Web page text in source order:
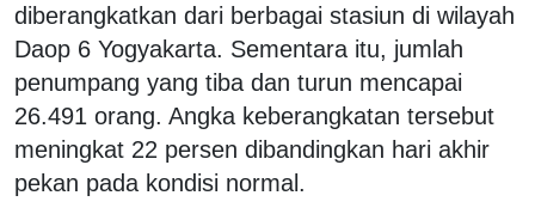
diberangkatkan dari berbagai stasiun di wilayah
Daop 6 Yogyakarta. Sementara itu, jumlah
penumpang yang tiba dan turun mencapai
26.491 orang. Angka keberangkatan tersebut
meningkat 22 persen dibandingkan hari akhir
pekan pada kondisi normal.